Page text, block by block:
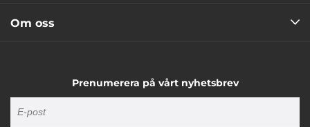
Om oss
Prenumerera på vårt nyhetsbrev